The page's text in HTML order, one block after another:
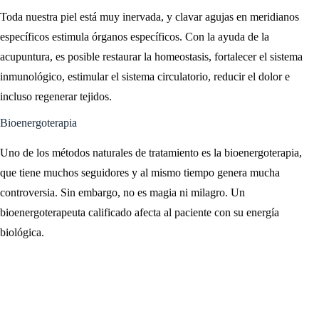
Toda nuestra piel está muy inervada, y clavar agujas en meridianos
específicos estimula órganos específicos. Con la ayuda de la
acupuntura, es posible restaurar la homeostasis, fortalecer el sistema
inmunológico, estimular el sistema circulatorio, reducir el dolor e
incluso regenerar tejidos.
Bioenergoterapia
Uno de los métodos naturales de tratamiento es la bioenergoterapia,
que tiene muchos seguidores y al mismo tiempo genera mucha
controversia. Sin embargo, no es magia ni milagro. Un
bioenergoterapeuta calificado afecta al paciente con su energía
biológica.